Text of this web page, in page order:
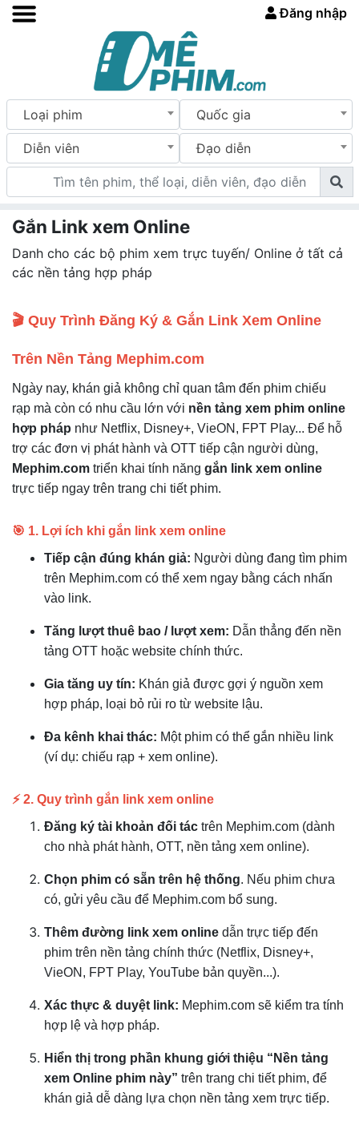
Đăng nhập
Loại phim Quốc gia
Diễn viên Đạo diễn
Gắn Link xem Online
Danh cho các bộ phim xem trực tuyến/ Online ở tất cả
các nền tảng hợp pháp
🎬 Quy Trình Đăng Ký & Gắn Link Xem Online
Trên Nền Tảng Mephim.com
Ngày nay, khán giả không chỉ quan tâm đến phim chiếu
rạp mà còn có nhu cầu lớn với nền tảng xem phim online
hợp pháp như Netflix, Disney+, VieON, FPT Play... Để hỗ
trợ các đơn vị phát hành và OTT tiếp cận người dùng,
Mephim.com triển khai tính năng gắn link xem online
trực tiếp ngay trên trang chi tiết phim.
🎯 1. Lợi ích khi gắn link xem online
Tiếp cận đúng khán giả: Người dùng đang tìm phim
trên Mephim.com có thể xem ngay bằng cách nhấn
vào link.
Tăng lượt thuê bao / lượt xem: Dẫn thẳng đến nền
tảng OTT hoặc website chính thức.
Gia tăng uy tín: Khán giả được gợi ý nguồn xem
hợp pháp, loại bỏ rủi ro từ website lậu.
Đa kênh khai thác: Một phim có thể gắn nhiều link
(ví dụ: chiếu rạp + xem online).
⚡ 2. Quy trình gắn link xem online
Đăng ký tài khoản đối tác trên Mephim.com (dành
cho nhà phát hành, OTT, nền tảng xem online).
Chọn phim có sẵn trên hệ thống. Nếu phim chưa
có, gửi yêu cầu để Mephim.com bổ sung.
Thêm đường link xem online dẫn trực tiếp đến
phim trên nền tảng chính thức (Netflix, Disney+,
VieON, FPT Play, YouTube bản quyền...).
Xác thực & duyệt link: Mephim.com sẽ kiểm tra tính
hợp lệ và hợp pháp.
Hiển thị trong phần khung giới thiệu “Nền tảng
xem Online phim này” trên trang chi tiết phim, để
khán giả dễ dàng lựa chọn nền tảng xem trực tiếp.